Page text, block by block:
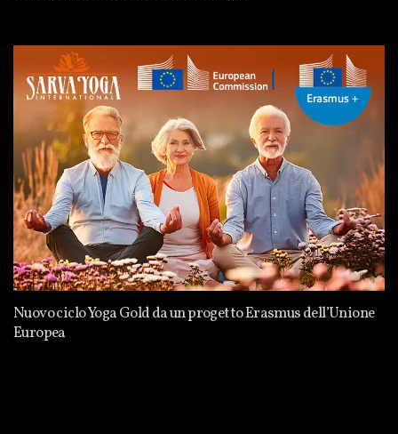
Nuovo ciclo Yoga Gold da un progetto Erasmus dell’Unione
Europea